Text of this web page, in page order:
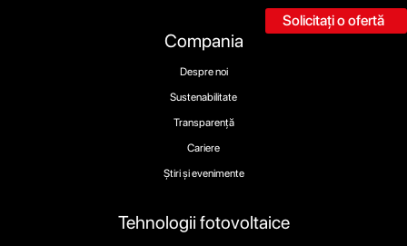
Solicitați o ofertă
Tehnologii fotovoltaice
Compania
Despre noi
Sustenabilitate
Transparență
Cariere
Știri și evenimente